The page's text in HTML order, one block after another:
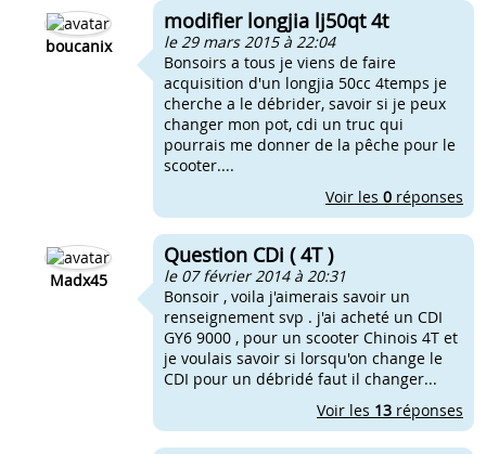
boucanix
modifier longjia lj50qt 4t
le 29 mars 2015 à 22:04
Bonsoirs a tous je viens de faire
acquisition d'un longjia 50cc 4temps je
cherche a le débrider, savoir si je peux
changer mon pot, cdi un truc qui
pourrais me donner de la pêche pour le
scooter....
Voir les 0 réponses
Madx45
Question CDi ( 4T )
le 07 février 2014 à 20:31
Bonsoir , voila j'aimerais savoir un
renseignement svp . j'ai acheté un CDI
GY6 9000 , pour un scooter Chinois 4T et
je voulais savoir si lorsqu'on change le
CDI pour un débridé faut il changer...
Voir les 13 réponses